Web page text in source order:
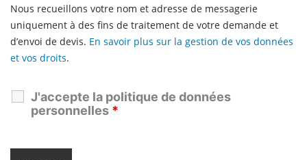
Nous recueillons votre nom et adresse de messagerie
uniquement à des fins de traitement de votre demande et
d’envoi de devis. En savoir plus sur la gestion de vos données
et vos droits.
J'accepte la politique de données
personnelles *